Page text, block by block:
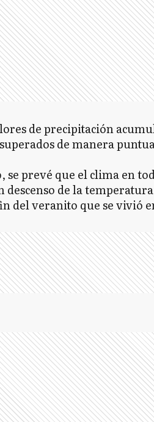
de precipitación
de manera
se prevé que el clima en
descenso de la
del veranito que se vivió